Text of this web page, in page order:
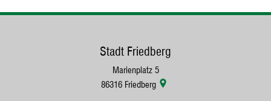
Stadt Friedberg
Marienplatz 5
86316 Friedberg